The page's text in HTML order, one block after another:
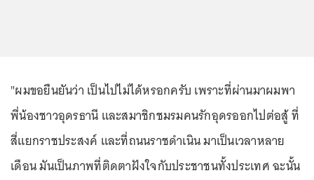
"ผมขอยืนยันว่า เป็นไปไม่ได้หรอกครับ เพราะที่ผ่านมาผมพา
พี่น้องชาวอุดรธานี และสมาชิกชมรมคนรักอุดรออกไปต่อสู้ ที่
สี่แยกราชประสงค์ และที่ถนนราชดำเนิน มาเป็นเวลาหลาย
เดือน มันเป็นภาพที่ติดตาฝังใจกับประชาชนทั้งประเทศ ฉะนั้น